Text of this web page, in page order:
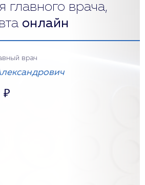
главного врача,
онлайн
врач
₽